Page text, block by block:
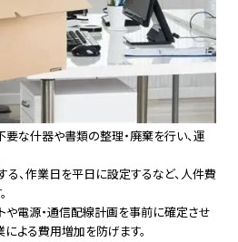
要な什器や書類の整理・廃棄を行い、運
る、作業日を平日に設定するなど、人件費
や電源・通信配線計画を事前に確定させ
よる費用増加を防げます。